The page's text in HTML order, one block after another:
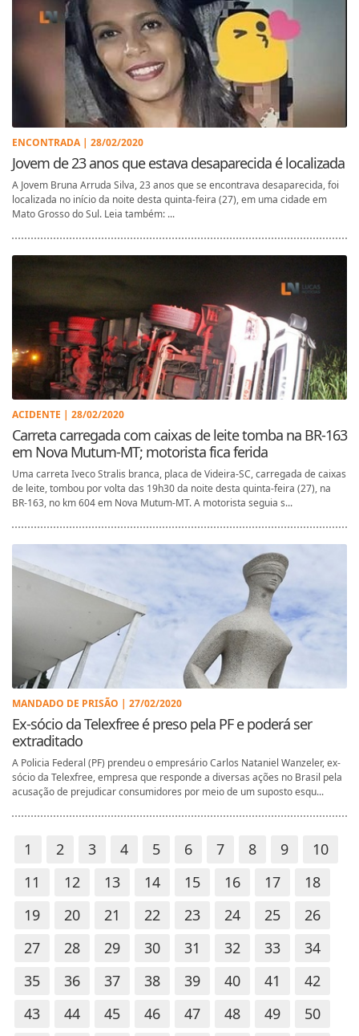
ENCONTRADA | 28/02/2020
Jovem de 23 anos que estava desaparecida é localizada
A Jovem Bruna Arruda Silva, 23 anos que se encontrava desaparecida, foi
localizada no início da noite desta quinta-feira (27), em uma cidade em
Mato Grosso do Sul. Leia também: ...
ACIDENTE | 28/02/2020
Carreta carregada com caixas de leite tomba na BR-163
em Nova Mutum-MT; motorista fica ferida
Uma carreta Iveco Stralis branca, placa de Videira-SC, carregada de caixas
de leite, tombou por volta das 19h30 da noite desta quinta-feira (27), na
BR-163, no km 604 em Nova Mutum-MT. A motorista seguia s...
MANDADO DE PRISÃO | 27/02/2020
Ex-sócio da Telexfree é preso pela PF e poderá ser
extraditado
A Policia Federal (PF) prendeu o empresário Carlos Nataniel Wanzeler, ex-
sócio da Telexfree, empresa que responde a diversas ações no Brasil pela
acusação de prejudicar consumidores por meio de um suposto esqu...
1 2 3 4 5 6 7 8 9
10
11
12 13 14 15 16 17
18
19
20 21 22 23 24 25
26
27
28 29 30 31 32 33
34
35
36 37 38 39 40 41
42
43
44 45 46 47 48 49
50